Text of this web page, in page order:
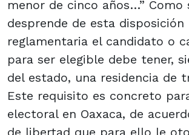
menor de cinco años…” Como
desprende de esta disposición
reglamentaria el candidato o
para ser elegible debe tener,
del estado, una residencia de
Este requisito es concreto
electoral en Oaxaca, de
de libertad que para ello le